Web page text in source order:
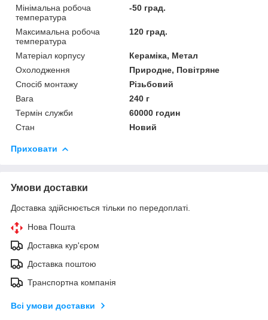
Мінімальна робоча
температура
-50 град.
Максимальна робоча
температура
120 град.
Матеріал корпусу
Кераміка, Метал
Охолодження
Природне, Повітряне
Спосіб монтажу
Різьбовий
Вага
240 г
Термін служби
60000 годин
Стан
Новий
Приховати
Умови доставки
Доставка здійснюється тільки по передоплаті.
Нова Пошта
Доставка кур'єром
Доставка поштою
Транспортна компанія
Всі умови доставки